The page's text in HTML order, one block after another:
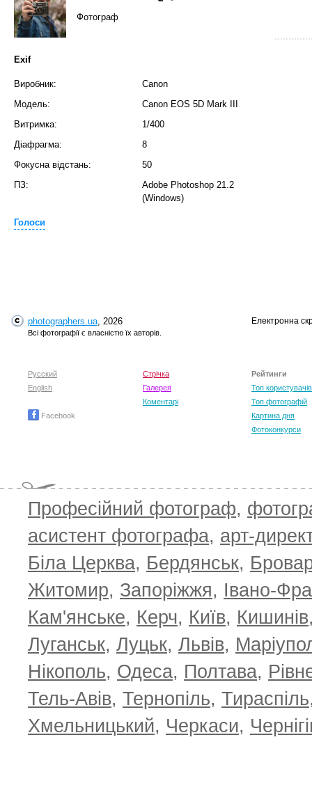
Фотограф
Exif
Виробник:
Canon
Модель:
Canon EOS 5D Mark III
Витримка:
1/400
Діафрагма:
8
Фокусна відстань:
50
ПЗ:
Adobe Photoshop 21.2
(Windows)
Голоси
photographers.ua, 2026
Всі фотографії є власністю їх авторів.
Електронна
Русский
English
Facebook
Стрічка
Галерея
Коментарі
Рейтинги
Топ користувачів
Топ фотографій
Картина дня
Фотоконкурси
Професійний фотограф,
асистент фотографа, арт-
Біла Церква, Бердянськ,
Житомир, Запоріжжя, Івано-
Кам'янське, Керч, Київ, Кишинів
Луганськ, Луцьк, Львів,
Нікополь, Одеса, Полтава,
Тель-Авів, Тернопіль, Тираспіль
Хмельницький, Черкаси,